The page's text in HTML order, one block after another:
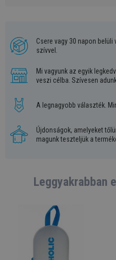
Csere vagy 30 napon
szívvel.
Mi vagyunk az egyik
veszi célba. Szívesen
A legnagyobb választék.
Újdonságok, amelyeket
magunk teszteljük a
Leggyakrabban